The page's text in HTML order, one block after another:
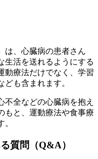
は、心臓病の患者さん
生活を送れるようにする
動療法だけでなく、学習
も含まれます。
不全などの心臓病を抱え
もと、運動療法や食事療
質問（Q&A）